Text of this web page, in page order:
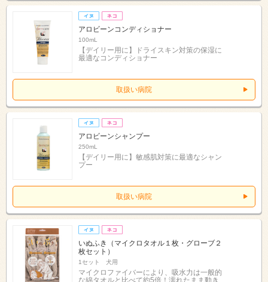
アロビーンコンディショナー
100mL
【デイリー用に】ドライスキン対策の保湿に
最適なコンディショナー
取扱い病院
アロビーンシャンプー
250mL
【デイリー用に】敏感肌対策に最適なシャン
プー
取扱い病院
いぬふき（マイクロタオル１枚・グローブ２
枚セット）
1セット 犬用
マイクロファイバーにより、吸水力は一般的